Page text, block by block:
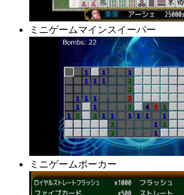
ミニゲームマインスイーパー
ミニゲームポーカー